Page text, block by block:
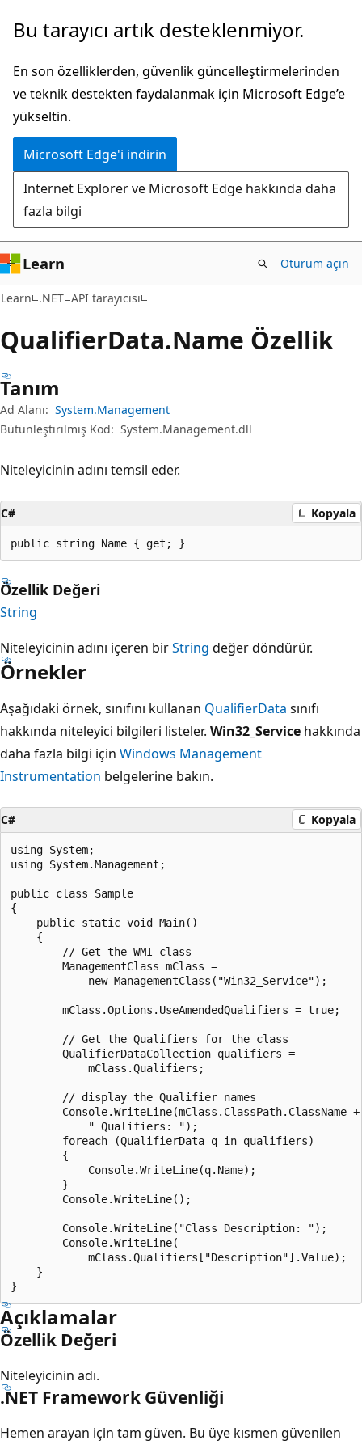
Ana
atla
Sayfa
gezintiye
atla
Bu tarayıcı artık desteklenmiyor.
En son özelliklerden, güvenlik güncelleştirmelerinden
ve teknik destekten faydalanmak için Microsoft Edge’e
yükseltin.
Microsoft Edge'i indirin
Internet Explorer ve Microsoft Edge hakkında daha
fazla bilgi
Learn Oturum açın
Learn .NET API tarayıcısı
QualifierData.Name Özellik
Tanım
Ad Alanı: System.Management
Bütünleştirilmiş Kod: System.Management.dll
Niteleyicinin adını temsil eder.
C# Kopyala
public string Name { get; }
Özellik Değeri
String
Niteleyicinin adını içeren birString değer döndürür.
Örnekler
Aşağıdaki örnek, sınıfını kullanan QualifierData sınıfı
hakkında niteleyici bilgileri listeler. Win32_Service hakkında
daha fazla bilgi için Windows Management
Instrumentation belgelerine bakın.
C# Kopyala
using System;
using System.Management;
public class Sample
{
    public static void Main()
    {
        // Get the WMI class
        ManagementClass mClass =
            new ManagementClass("Win32_Service");
        mClass.Options.UseAmendedQualifiers = true;
        // Get the Qualifiers for the class
        QualifierDataCollection qualifiers =
            mClass.Qualifiers;
        // display the Qualifier names
        Console.WriteLine(mClass.ClassPath.ClassName +
            " Qualifiers: ");
        foreach (QualifierData q in qualifiers)
        {
            Console.WriteLine(q.Name);
        }
        Console.WriteLine();
        Console.WriteLine("Class Description: ");
        Console.WriteLine(
            mClass.Qualifiers["Description"].Value);
    }
Açıklamalar
Özellik Değeri
Niteleyicinin adı.
.NET Framework Güvenliği
Hemen arayan için tam güven. Bu üye kısmen güvenilen